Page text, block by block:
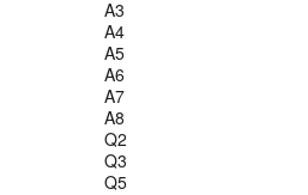
A3
A4
A5
A6
A7
A8
Q2
Q3
Q5